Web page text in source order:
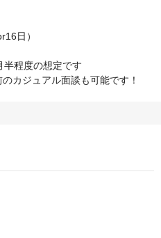
日）
程度の想定です
カジュアル面談も可能です！